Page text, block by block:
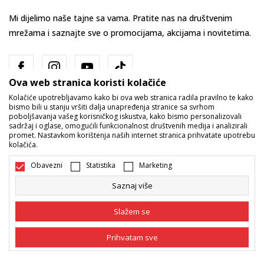
Mi dijelimo naše tajne sa vama. Pratite nas na društvenim
mrežama i saznajte sve o promocijama, akcijama i novitetima.
Bosna i Hercegovina Promijenite
Nastojimo da budemo što precizniji u opisu proizvoda, prikazu slika i
samih cijena, ali ne možemo garantovati da su sve informacije kompletne
i bez grešaka. Svi artikli prikazani na sajtu su dio naše ponude i ne
Ova web stranica koristi kolačiće
Kolačiće upotrebljavamo kako bi ova web stranica radila pravilno te kako
bismo bili u stanju vršiti dalja unapređenja stranice sa svrhom
poboljšavanja vašeg korisničkog iskustva, kako bismo personalizovali
sadržaj i oglase, omogućili funkcionalnost društvenih medija i analizirali
promet. Nastavkom korištenja naših internet stranica prihvatate upotrebu
kolačića.
Obavezni Statistika Marketing
Saznaj više
Slažem se
Prihvatam sve